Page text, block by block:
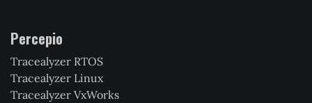
Percepio
Tracealyzer RTOS
Tracealyzer Linux
Tracealyzer VxWorks